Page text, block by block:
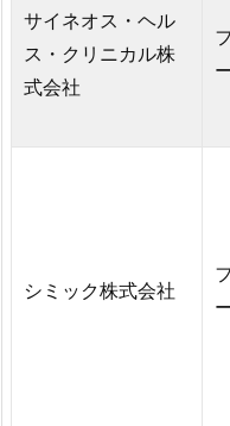
サイネオス・ヘル
ス・クリニカル株
式会社
シミック株式会社